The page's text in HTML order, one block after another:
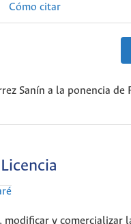
Cómo citar
Sanín a la ponencia de
Licencia
modificar y comercializar